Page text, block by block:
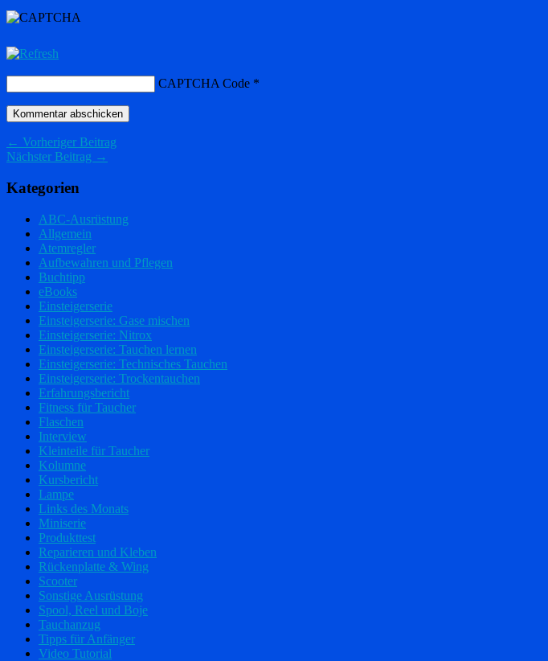
CAPTCHA Code *
← Vorheriger Beitrag
Nächster Beitrag →
Kategorien
ABC-Ausrüstung
Allgemein
Atemregler
Aufbewahren und Pflegen
Buchtipp
eBooks
Einsteigerserie
Einsteigerserie: Gase mischen
Einsteigerserie: Nitrox
Einsteigerserie: Tauchen lernen
Einsteigerserie: Technisches Tauchen
Einsteigerserie: Trockentauchen
Erfahrungsbericht
Fitness für Taucher
Flaschen
Interview
Kleinteile für Taucher
Kolumne
Kursbericht
Lampe
Links des Monats
Miniserie
Produkttest
Reparieren und Kleben
Rückenplatte & Wing
Scooter
Sonstige Ausrüstung
Spool, Reel und Boje
Tauchanzug
Tipps für Anfänger
Video Tutorial